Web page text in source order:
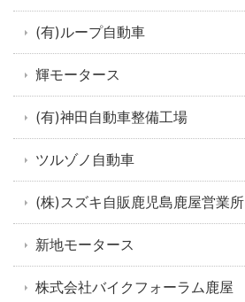
(有)ループ自動車
輝モータース
(有)神田自動車整備工場
ツルゾノ自動車
(株)スズキ自販鹿児島鹿屋営業所
新地モータース
株式会社バイクフォーラム鹿屋